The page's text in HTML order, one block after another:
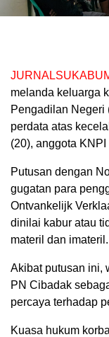
melanda keluarga
Pengadilan Negeri
perdata atas
(20), anggota
Putusan dengan
gugatan para
Ontvankelijk
dinilai kabur atau
materil dan imateril.
Akibat putusan ini,
PN Cibadak
percaya terhadap
Kuasa hukum